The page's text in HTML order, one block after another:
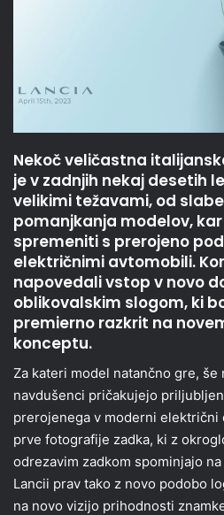
Nekoč veličastna
je v zadnjih nekaj desetih
velikimi težavami, od
pomanjkanja modelov,
spremeniti s prerojeno
električnimi avtomobili.
napovedali vstop v novo
oblikovalskim slogom, ki
premierno razkrit na
konceptu.
Za kateri model natančno gre, še
navdušenci pričakujejo
prerojenega v moderni električni
prve fotografije zadka, ki z
odrezavim zadkom spominjajo
Lancii prav tako z novo podobo
na novo vizijo prihodnosti